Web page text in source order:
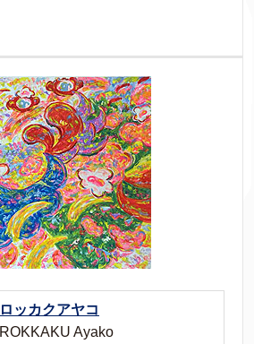
ロッカクアヤコ
ROKKAKU Ayako